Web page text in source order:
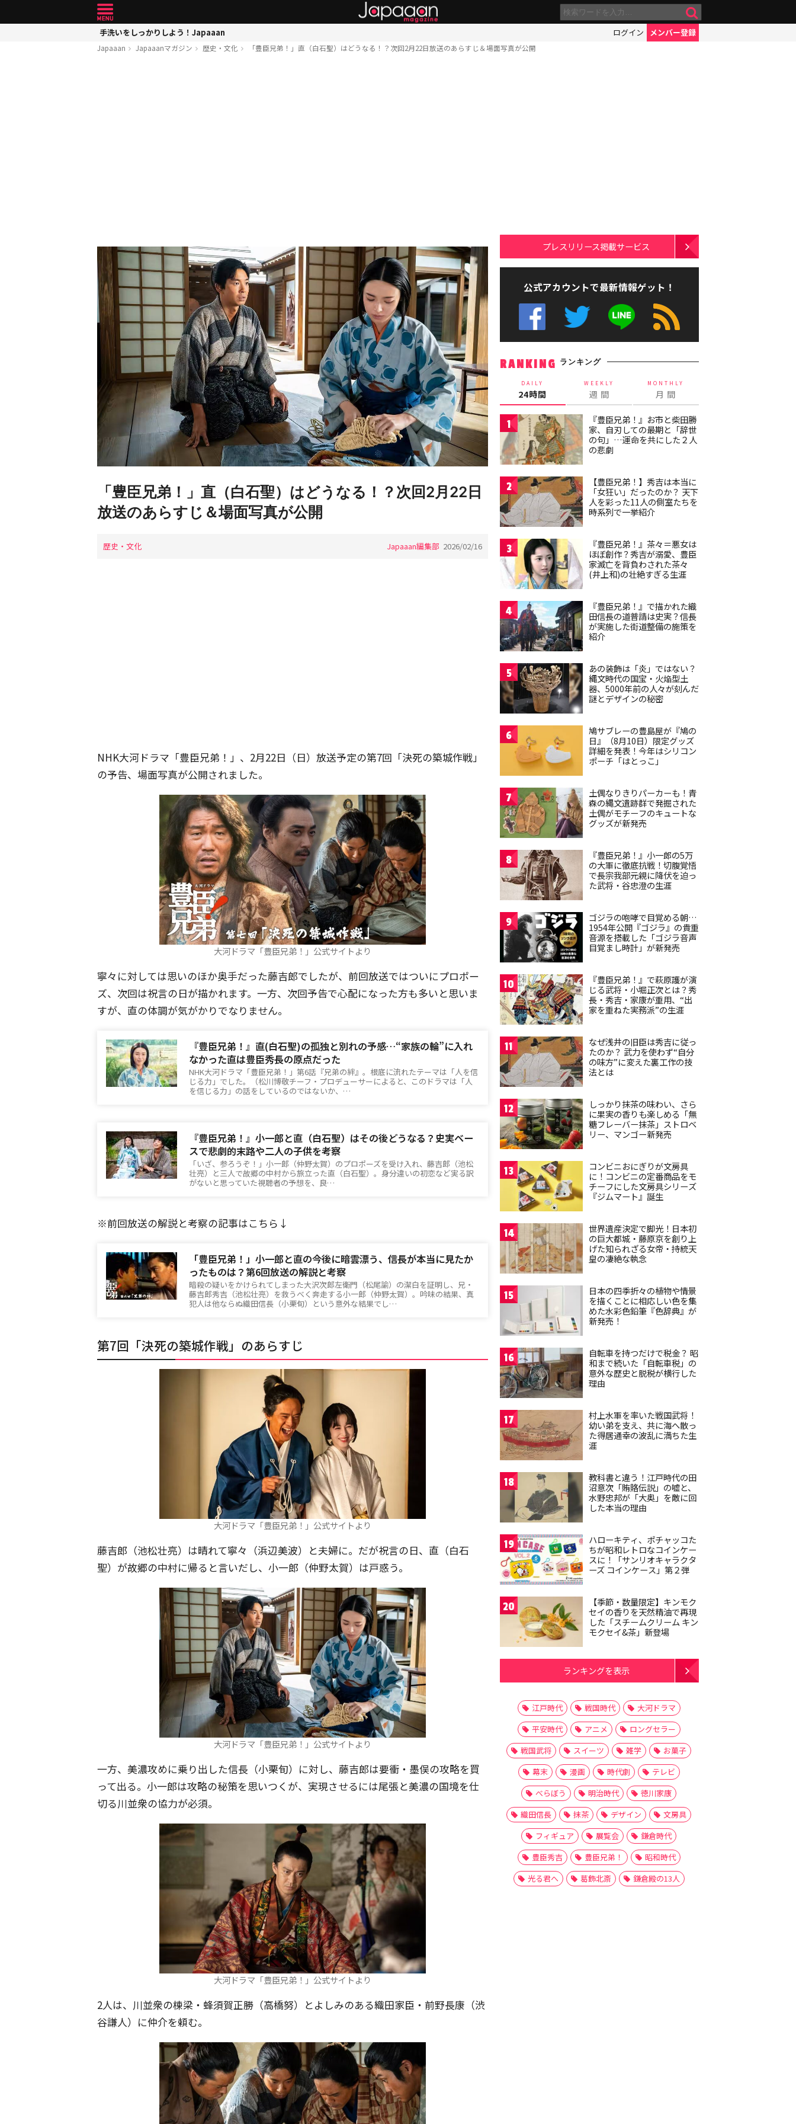
手洗いをしっかりしよう！Japaaan ログイン メンバー登録
Japaaan Japaaanマガジン 歴史・文化 「豊臣兄弟！」直（白石聖）はどうなる！？次回2月22日放送のあらすじ＆場面写真が公開
「豊臣兄弟！」直（白石聖）はどうなる！？次回2月22日
放送のあらすじ＆場面写真が公開
歴史・文化 Japaaan編集部 2026/02/16
NHK大河ドラマ「豊臣兄弟！」、2月22日（日）放送予定の第7回「決死の築城作戦」
の予告、場面写真が公開されました。
大河ドラマ「豊臣兄弟！」公式サイトより
寧々に対しては思いのほか奥手だった藤吉郎でしたが、前回放送ではついにプロポー
ズ、次回は祝言の日が描かれます。一方、次回予告で心配になった方も多いと思いま
すが、直の体調が気がかりでなりません。
『豊臣兄弟！』直(白石聖)の孤独と別れの予感…“家族の輪”に入れ
なかった直は豊臣秀長の原点だった
NHK大河ドラマ「豊臣兄弟！」第6話『兄弟の絆』。根底に流れたテーマは「人を信
じる力」でした。（松川博敬チーフ・プロデューサーによると、このドラマは「人
を信じる力」の話をしているのではないか、…
『豊臣兄弟！』小一郎と直（白石聖）はその後どうなる？史実ベー
スで悲劇的末路や二人の子供を考察
「いざ、参ろうぞ！」小一郎（仲野太賀）のプロポーズを受け入れ、藤吉郎（池松
壮亮）と三人で故郷の中村から旅立った直（白石聖）。身分違いの初恋など実る訳
がないと思っていた視聴者の予想を、良…
※前回放送の解説と考察の記事はこちら↓
「豊臣兄弟！」小一郎と直の今後に暗雲漂う、信長が本当に見たか
ったものは？第6回放送の解説と考察
暗殺の疑いをかけられてしまった大沢次郎左衛門（松尾諭）の潔白を証明し、兄・
藤吉郎秀吉（池松壮亮）を救うべく奔走する小一郎（仲野太賀）。吟味の結果、真
犯人は他ならぬ織田信長（小栗旬）という意外な結果でし…
第7回「決死の築城作戦」のあらすじ
大河ドラマ「豊臣兄弟！」公式サイトより
藤吉郎（池松壮亮）は晴れて寧々（浜辺美波）と夫婦に。だが祝言の日、直（白石
聖）が故郷の中村に帰ると言いだし、小一郎（仲野太賀）は戸惑う。
大河ドラマ「豊臣兄弟！」公式サイトより
一方、美濃攻めに乗り出した信長（小栗旬）に対し、藤吉郎は要衝・墨俣の攻略を買
って出る。小一郎は攻略の秘策を思いつくが、実現させるには尾張と美濃の国境を仕
切る川並衆の協力が必須。
大河ドラマ「豊臣兄弟！」公式サイトより
2人は、川並衆の棟梁・蜂須賀正勝（高橋努）とよしみのある織田家臣・前野長康（渋
谷謙人）に仲介を頼む。
プレスリリース掲載サービス
公式アカウントで最新情報ゲット！
RANKING ランキング
DAILY
24時間
WEEKLY
週 間
MONTHLY
月 間
1
『豊臣兄弟！』お市と柴田勝
家、自刃しての最期と「辞世
の句」…運命を共にした２人
の悲劇
2
【豊臣兄弟！】秀吉は本当に
「女狂い」だったのか？ 天下
人を彩った11人の側室たちを
時系列で一挙紹介
3
『豊臣兄弟！』茶々＝悪女は
ほぼ創作？秀吉が溺愛、豊臣
家滅亡を背負わされた茶々
(井上和)の壮絶すぎる生涯
4
『豊臣兄弟！』で描かれた織
田信長の道普請は史実？信長
が実施した街道整備の施策を
紹介
5
あの装飾は「炎」ではない？
縄文時代の国宝・火焔型土
器、5000年前の人々が刻んだ
謎とデザインの秘密
6
鳩サブレーの豊島屋が『鳩の
日』（8月10日）限定グッズ
詳細を発表！今年はシリコン
ポーチ「はとっこ」
7
土偶なりきりパーカーも！青
森の縄文遺跡群で発掘された
土偶がモチーフのキュートな
グッズが新発売
8
『豊臣兄弟！』小一郎の5万
の大軍に徹底抗戦！切腹覚悟
で長宗我部元親に降伏を迫っ
た武将・谷忠澄の生涯
9
ゴジラの咆哮で目覚める朝…
1954年公開『ゴジラ』の貴重
音源を搭載した「ゴジラ音声
目覚まし時計」が新発売
10
『豊臣兄弟！』で萩原護が演
じる武将・小堀正次とは？秀
長・秀吉・家康が重用、“出
家を重ねた実務派”の生涯
11
なぜ浅井の旧臣は秀吉に従っ
たのか？ 武力を使わず“自分
の味方”に変えた裏工作の技
法とは
12
しっかり抹茶の味わい、さら
に果実の香りも楽しめる「無
糖フレーバー抹茶」ストロベ
リー、マンゴー新発売
13
コンビニおにぎりが文房具
に！コンビニの定番商品をモ
チーフにした文房具シリーズ
『ジムマート』誕生
14
世界遺産決定で脚光！日本初
の巨大都城・藤原京を創り上
げた知られざる女帝・持統天
皇の凄絶な執念
15
日本の四季折々の植物や情景
を描くことに相応しい色を集
めた水彩色鉛筆『色辞典』が
新発売！
16
自転車を持つだけで税金？ 昭
和まで続いた「自転車税」の
意外な歴史と脱税が横行した
理由
17
村上水軍を率いた戦国武将！
幼い弟を支え、共に海へ散っ
た得居通幸の波乱に満ちた生
涯
18
教科書と違う！江戸時代の田
沼意次「賄賂伝説」の嘘と、
水野忠邦が「大奥」を敵に回
した本当の理由
19
ハローキティ、ポチャッコた
ちが昭和レトロなコインケー
スに！「サンリオキャラクタ
ーズ コインケース」第２弾
20
【季節・数量限定】キンモク
セイの香りを天然精油で再現
した「スチームクリーム キン
モクセイ&茶」新登場
ランキングを表示
江戸時代 戦国時代
大河ドラマ
平安時代
アニメ
ロングセラー
戦国武将
スイーツ 雑学
お菓子
幕末
漫画 時代劇
テレビ
べらぼう
明治時代
徳川家康
織田信長
抹茶 デザイン
文房具
フィギュア
展覧会
鎌倉時代
豊臣秀吉
豊臣兄弟！
昭和時代
光る君へ
葛飾北斎 鎌倉殿の13人